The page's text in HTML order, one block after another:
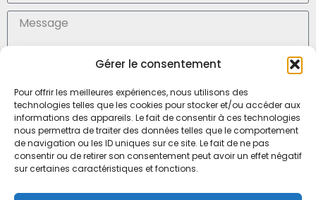
Gérer le consentement
Pour offrir les meilleures expériences, nous utilisons des
technologies telles que les cookies pour stocker et/ou accéder aux
informations des appareils. Le fait de consentir à ces technologies
nous permettra de traiter des données telles que le comportement
de navigation ou les ID uniques sur ce site. Le fait de ne pas
consentir ou de retirer son consentement peut avoir un effet négatif
sur certaines caractéristiques et fonctions.
En soumettant ce formulaire, j'accepte la (
politique de confidentialité des données)
Envoyer
SARL Médisoins, Mr Julien Marteau